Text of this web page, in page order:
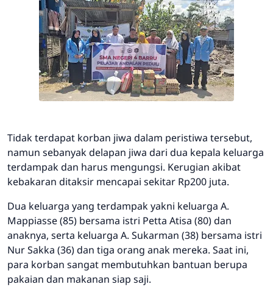
Tidak terdapat korban jiwa dalam peristiwa tersebut,
namun sebanyak delapan jiwa dari dua kepala keluarga
terdampak dan harus mengungsi. Kerugian akibat
kebakaran ditaksir mencapai sekitar Rp200 juta.
Dua keluarga yang terdampak yakni keluarga A.
Mappiasse (85) bersama istri Petta Atisa (80) dan
anaknya, serta keluarga A. Sukarman (38) bersama istri
Nur Sakka (36) dan tiga orang anak mereka. Saat ini,
para korban sangat membutuhkan bantuan berupa
pakaian dan makanan siap saji.